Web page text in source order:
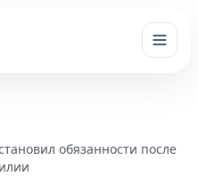
обязанности после